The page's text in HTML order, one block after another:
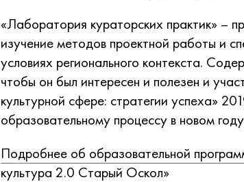
«Лаборатория кураторских практик» –
изучение методов проектной работы и
условиях регионального контекста.
чтобы он был интересен и полезен и
культурной сфере: стратегии успеха»
образовательному процессу в новом
Подробнее об образовательной
культура 2.0 Старый Оскол»